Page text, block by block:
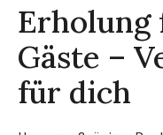
Erholung
Gäste –
für dich